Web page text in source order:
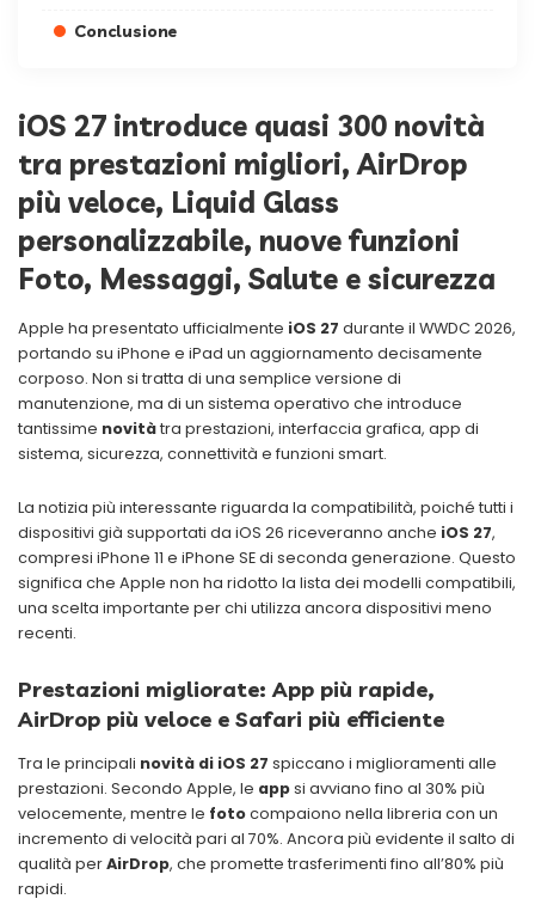
Conclusione
iOS 27 introduce quasi 300 novità
tra prestazioni migliori, AirDrop
più veloce, Liquid Glass
personalizzabile, nuove funzioni
Foto, Messaggi, Salute e sicurezza
Apple ha presentato ufficialmente iOS 27 durante il WWDC 2026,
portando su iPhone e iPad un aggiornamento decisamente
corposo. Non si tratta di una semplice versione di
manutenzione, ma di un sistema operativo che introduce
tantissime novitàtra prestazioni, interfaccia grafica, app di
sistema, sicurezza, connettività e funzioni smart.
La notizia più interessante riguarda la compatibilità, poiché tutti i
dispositivi già supportati da iOS 26 riceveranno anche iOS 27,
compresi iPhone 11 e iPhone SE di seconda generazione. Questo
significa che Apple non ha ridotto la lista dei modelli compatibili,
una scelta importante per chi utilizza ancora dispositivi meno
recenti.
Prestazioni migliorate: App più rapide,
AirDrop più veloce e Safari più efficiente
Tra le principali novità di iOS 27 spiccano i miglioramenti alle
prestazioni. Secondo Apple, le appsi avviano fino al 30% più
velocemente, mentre le fotocompaiono nella libreria con un
incremento di velocità pari al 70%. Ancora più evidente il salto di
qualità perAirDrop, che promette trasferimenti fino all’80% più
rapidi.